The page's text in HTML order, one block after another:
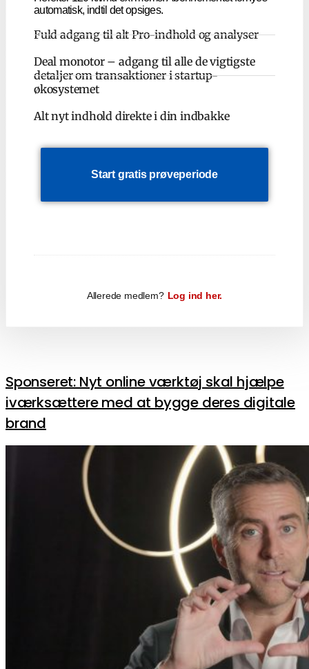
automatisk, indtil det opsiges.
Fuld adgang til alt Pro-indhold og analyser
Deal monotor – adgang til alle de vigtigste
detaljer om transaktioner i startup-
økosystemet
Alt nyt indhold direkte i din indbakke
Start gratis prøveperiode
Allerede medlem? Log ind her.
Sponseret: Nyt online værktøj skal hjælpe
iværksættere med at bygge deres digitale
brand